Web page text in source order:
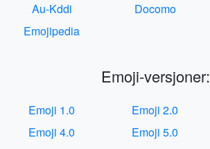
Au-Kddi
Docomo
Emojipedia
Emoji-versjoner:
Emoji 1.0 Emoji 2.0
Emoji 4.0
Emoji 5.0